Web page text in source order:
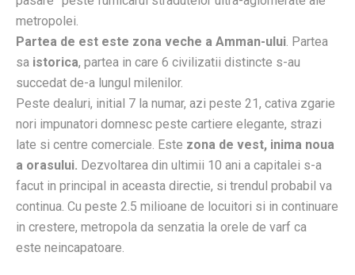
metropolei.
Partea de est este zona veche a Amman-ului. Partea
sa istorica, partea in care 6 civilizatii distincte s-au
succedat de-a lungul milenilor.
Peste dealuri, initial 7 la numar, azi peste 21, cativa zgarie
nori impunatori domnesc peste cartiere elegante, strazi
late si centre comerciale. Este zona de vest, inima noua
a orasului. Dezvoltarea din ultimii 10 ani a capitalei s-a
facut in principal in aceasta directie, si trendul probabil va
continua. Cu peste 2.5 milioane de locuitori si in continuare
in crestere, metropola da senzatia la orele de varf ca
este neincapatoare.